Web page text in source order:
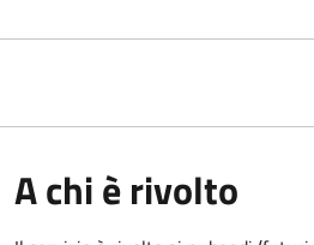
A chi è rivolto